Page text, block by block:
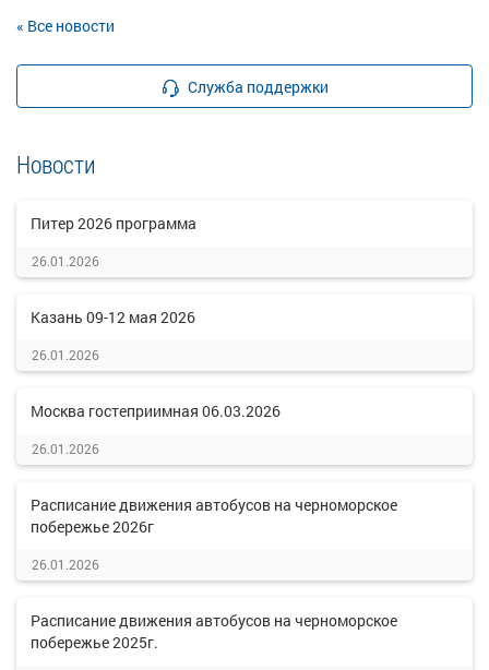
« Все новости
Служба поддержки
Новости
Питер 2026 программа
26.01.2026
Казань 09-12 мая 2026
26.01.2026
Москва гостеприимная 06.03.2026
26.01.2026
Расписание движения автобусов на черноморское
побережье 2026г
26.01.2026
Расписание движения автобусов на черноморское
побережье 2025г.